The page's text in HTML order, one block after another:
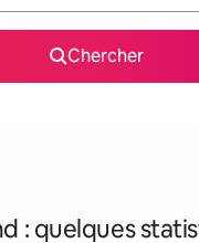
Chercher
: quelques